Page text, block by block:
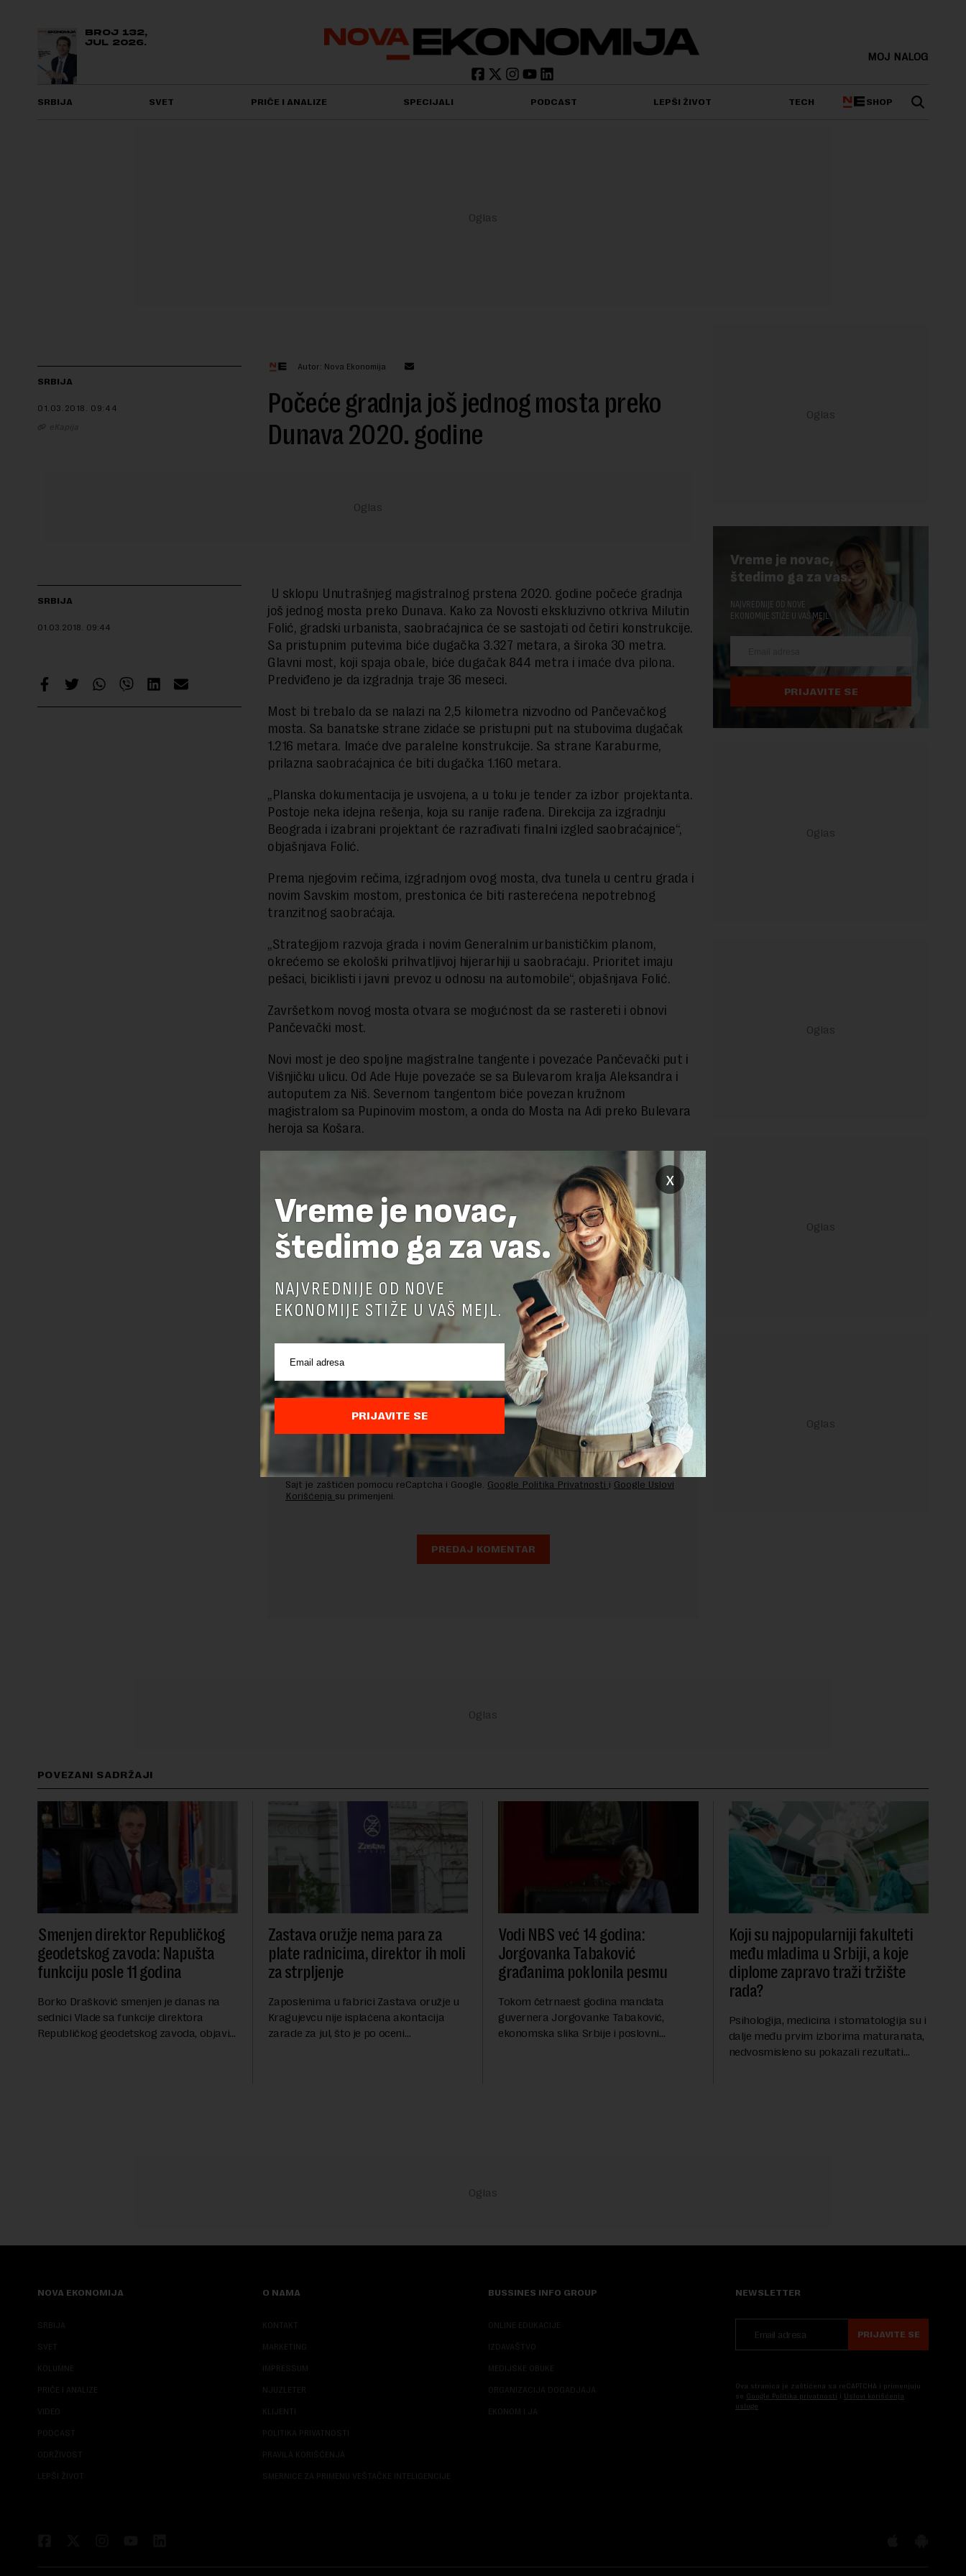
BROJ 132,
JUL 2026.
MOJ NALOG
SRBIJA SVET PRIČE I ANALIZE SPECIJALI PODCAST LEPŠI ŽIVOT TECH SHOP
SRBIJA
01.03.2018. 09:44
eKapija
Autor: Nova Ekonomija
Počeće gradnja još jednog mosta preko
Dunava 2020. godine
SRBIJA
01.03.2018. 09:44
U sklopu Unutrašnjeg magistralnog prstena 2020. godine počeće gradnja
još jednog mosta preko Dunava. Kako za Novosti ekskluzivno otkriva Milutin
Folić, gradski urbanista, saobraćajnica će se sastojati od četiri konstrukcije.
Sa pristupnim putevima biće dugačka 3.327 metara, a široka 30 metra.
Glavni most, koji spaja obale, biće dugačak 844 metra i imaće dva pilona.
Predviđeno je da izgradnja traje 36 meseci.
Most bi trebalo da se nalazi na 2,5 kilometra nizvodno od Pančevačkog
mosta. Sa banatske strane zidaće se pristupni put na stubovima dugačak
1.216 metara. Imaće dve paralelne konstrukcije. Sa strane Karaburme,
prilazna saobraćajnica će biti dugačka 1.160 metara.
„Planska dokumentacija je usvojena, a u toku je tender za izbor projektanta.
Postoje neka idejna rešenja, koja su ranije rađena. Direkcija za izgradnju
Beograda i izabrani projektant će razrađivati finalni izgled saobraćajnice“,
objašnjava Folić.
Prema njegovim rečima, izgradnjom ovog mosta, dva tunela u centru grada i
novim Savskim mostom, prestonica će biti rasterećena nepotrebnog
tranzitnog saobraćaja.
„Strategijom razvoja grada i novim Generalnim urbanističkim planom,
okrećemo se ekološki prihvatljivoj hijerarhiji u saobraćaju. Prioritet imaju
pešaci, biciklisti i javni prevoz u odnosu na automobile“, objašnjava Folić.
Završetkom novog mosta otvara se mogućnost da se rastereti i obnovi
Pančevački most.
Novi most je deo spoljne magistralne tangente i povezaće Pančevački put i
Višnjičku ulicu. Od Ade Huje povezaće se sa Bulevarom kralja Aleksandra i
autoputem za Niš. Severnom tangentom biće povezan kružnom
magistralom sa Pupinovim mostom, a onda do Mosta na Adi preko Bulevara
heroja sa Košara.
Preuzimanje delova teksta je dozvoljeno, ali uz obavezno navođenje izvora i uz postavljanje linka
ka izvornom tekstu na novaekonomija.rs
Pre slanja komentara, molimo vas da se upoznate sa
pravilima komentarisanja i pravilima
Sajt je zaštićen pomocu reCaptcha i Google. Google Politika Privatnosti i Google Uslovi
Korišćenja su primenjeni.
Vreme je novac,
štedimo ga za vas.
NAJVREDNIJE OD NOVE
EKONOMIJE STIŽE U VAŠ MEJL.
PRIJAVITE SE
POVEZANI SADRŽAJI
Smenjen direktor Republičkog
geodetskog zavoda: Napušta
funkciju posle 11 godina
Borko Drašković smenjen je danas na
sednici Vlade sa funkcije direktora
Republičkog geodetskog zavoda, objavio
Zastava oružje nema para za
plate radnicima, direktor ih moli
za strpljenje
Zaposlenima u fabrici Zastava oružje u
Kragujevcu nije isplaćena akontacija
zarade za jul, što je po oceni
Vodi NBS već 14 godina:
Jorgovanka Tabaković
građanima poklonila pesmu
Tokom četrnaest godina mandata
guvernera Jorgovanke Tabaković,
ekonomska slika Srbije i poslovni
Koji su najpopularniji fakulteti
među mladima u Srbiji, a koje
diplome zapravo traži tržište
rada?
Psihologija, medicina i stomatologija su i
dalje među prvim izborima maturanata,
nedvosmisleno su pokazali rezultati
NOVA EKONOMIJA
SRBIJA
SVET
KOLUMNE
PRIČE I ANALIZE
VIDEO
PODCAST
ODRŽIVOST
LEPŠI ŽIVOT
O NAMA
KONTAKT
MARKETING
IMPRESSUM
NJUZLETER
KLIJENTI
POLITIKA PRIVATNOSTI
PRAVILA KORIŠĆENJA
SMERNICE ZA PRIMENU VEŠTAČKE INTELIGENCIJE
BUSSINES INFO GROUP
ONLINE EDUKACIJE
IZDAVAŠTVO
MEDIJSKE OBUKE
ORGANIZACIJA DOGADJAJA
EKONOM I JA
NEWSLETTER
PRIJAVITE SE
Ova stranica je zaštićena sa reCAPTCHA i primenjuju
se Google Politika privatnosti i Uslovi korišćenja
usluge
x
Vreme je novac,
štedimo ga za vas.
NAJVREDNIJE OD NOVE
EKONOMIJE STIŽE U VAŠ MEJL.
PRIJAVITE SE